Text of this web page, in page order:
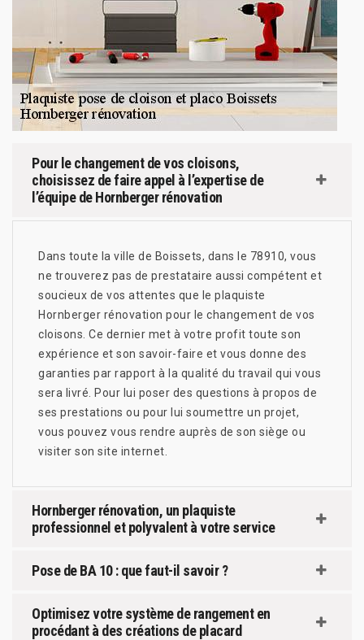
Pour le changement de vos cloisons,
choisissez de faire appel à l’expertise de
l’équipe de Hornberger rénovation
Dans toute la ville de Boissets, dans le 78910, vous
ne trouverez pas de prestataire aussi compétent et
soucieux de vos attentes que le plaquiste
Hornberger rénovation pour le changement de vos
cloisons. Ce dernier met à votre profit toute son
expérience et son savoir-faire et vous donne des
garanties par rapport à la qualité du travail qui vous
sera livré. Pour lui poser des questions à propos de
ses prestations ou pour lui soumettre un projet,
vous pouvez vous rendre auprès de son siège ou
visiter son site internet.
Hornberger rénovation, un plaquiste
professionnel et polyvalent à votre service
Pose de BA 10 : que faut-il savoir ?
Optimisez votre système de rangement en
procédant à des créations de placard